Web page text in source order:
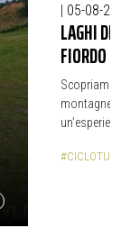
| 05-08-
LAGHI
FIORDO
Scopriamo
montagne